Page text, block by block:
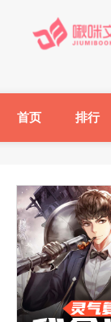
首页 排行